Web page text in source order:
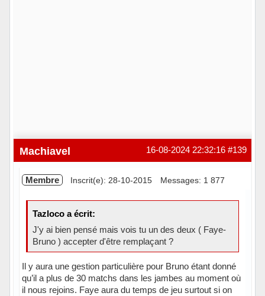
#139
16-08-2024 22:32:16
Machiavel
Membre Inscrit(e): 28-10-2015 Messages: 1 877
Tazloco a écrit:
J'y ai bien pensé mais vois tu un des deux ( Faye-
Bruno ) accepter d'être remplaçant ?
Il y aura une gestion particulière pour Bruno étant donné
qu’il a plus de 30 matchs dans les jambes au moment où
il nous rejoins. Faye aura du temps de jeu surtout si on